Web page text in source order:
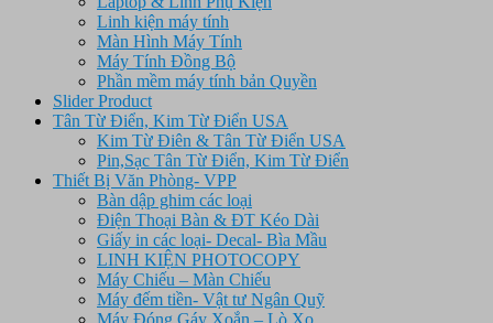
Linh kiện máy tính
Màn Hình Máy Tính
Máy Tính Đồng Bộ
Phần mềm máy tính bản Quyền
Slider Product
Tân Từ Điển, Kim Từ Điển USA
Kim Từ Điên & Tân Từ Điển USA
Pin,Sạc Tân Từ Điển, Kim Từ Điển
Thiết Bị Văn Phòng- VPP
Bàn dập ghim các loại
Điện Thoại Bàn & ĐT Kéo Dài
Giấy in các loại- Decal- Bìa Mầu
LINH KIỆN PHOTOCOPY
Máy Chiếu – Màn Chiếu
Máy đếm tiền- Vật tư Ngân Quỹ
Máy Đóng Gáy Xoắn – Lò Xo